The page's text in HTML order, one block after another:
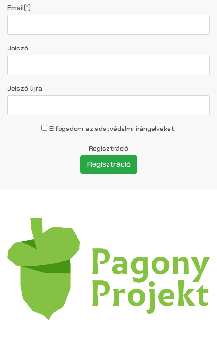
Email(*)
Jelszó
Jelszó újra
Elfogadom az adatvédelmi irányelveket.
Regisztráció
Regisztráció